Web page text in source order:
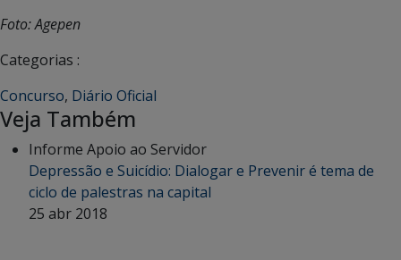
Foto: Agepen
Categorias :
Concurso, Diário Oficial
Veja Também
Informe Apoio ao Servidor
Depressão e Suicídio: Dialogar e Prevenir é tema de
ciclo de palestras na capital
25 abr 2018